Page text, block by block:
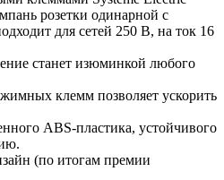
розетки одинарной с
для сетей 250 В, на ток 16
станет изюминкой любого
клемм позволяет ускорить
ABS-пластика, устойчивого
(по итогам премии